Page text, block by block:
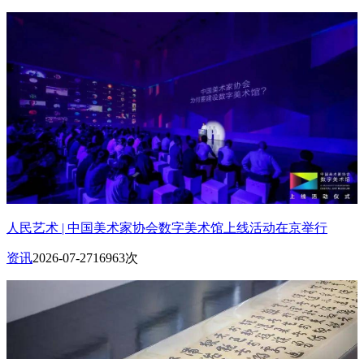
人民艺术 | 中国美术家协会数字美术馆上线活动在京举行
资讯2026-07-2716963次